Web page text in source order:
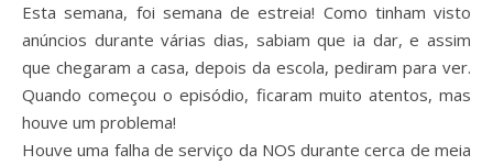
Esta semana, foi semana de estreia! Como tinham visto
anúncios durante várias dias, sabiam que ia dar, e assim
que chegaram a casa, depois da escola, pediram para ver.
Quando começou o episódio, ficaram muito atentos, mas
houve um problema!
Houve uma falha de serviço da NOS durante cerca de meia